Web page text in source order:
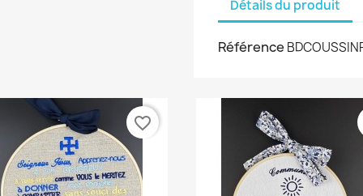
Détails du produit
Référence
favorite_border